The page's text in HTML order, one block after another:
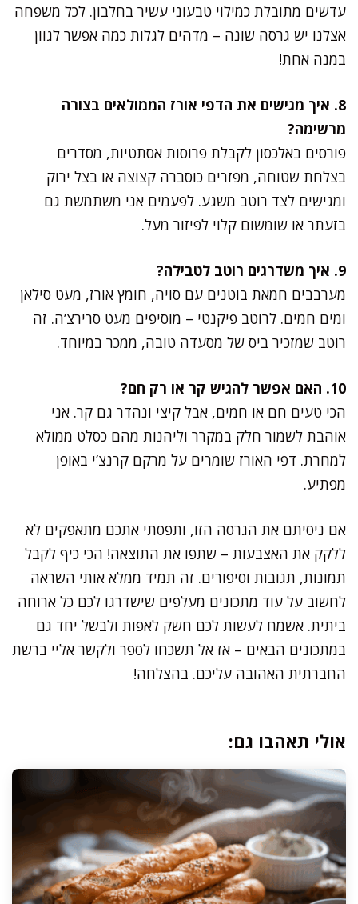
עדשים מתובלת כמילוי טבעוני עשיר בחלבון. לכל משפחה
אצלנו יש גרסה שונה – מדהים לגלות כמה אפשר לגוון
במנה אחת!
8. איך מגישים את הדפי אורז הממולאים בצורה
מרשימה?
פורסים באלכסון לקבלת פרוסות אסתטיות, מסדרים
בצלחת שטוחה, מפזרים כוסברה קצוצה או בצל ירוק
ומגישים לצד רוטב משגע. לפעמים אני משתמשת גם
בזעתר או שומשום קלוי לפיזור מעל.
9. איך משדרגים רוטב לטבילה?
מערבבים חמאת בוטנים עם סויה, חומץ אורז, מעט סילאן
ומים חמים. לרוטב פיקנטי – מוסיפים מעט סרירצ’ה. זה
רוטב שמזכיר ביס של מסעדה טובה, ממכר במיוחד.
10. האם אפשר להגיש קר או רק חם?
הכי טעים חם או חמים, אבל קיצי ונהדר גם קר. אני
אוהבת לשמור חלק במקרר וליהנות מהם כסלט ממולא
למחרת. דפי האורז שומרים על מרקם קרנצ’י באופן
מפתיע.
אם ניסיתם את הגרסה הזו, ותפסתי אתכם מתאפקים לא
ללקק את האצבעות – שתפו את התוצאה! הכי כיף לקבל
תמונות, תגובות וסיפורים. זה תמיד ממלא אותי השראה
לחשוב על עוד מתכונים מעלפים שישדרגו לכם כל ארוחה
ביתית. אשמח לעשות לכם חשק לאפות ולבשל יחד גם
במתכונים הבאים – אז אל תשכחו לספר ולקשר אליי ברשת
החברתית האהובה עליכם. בהצלחה!
אולי תאהבו גם: